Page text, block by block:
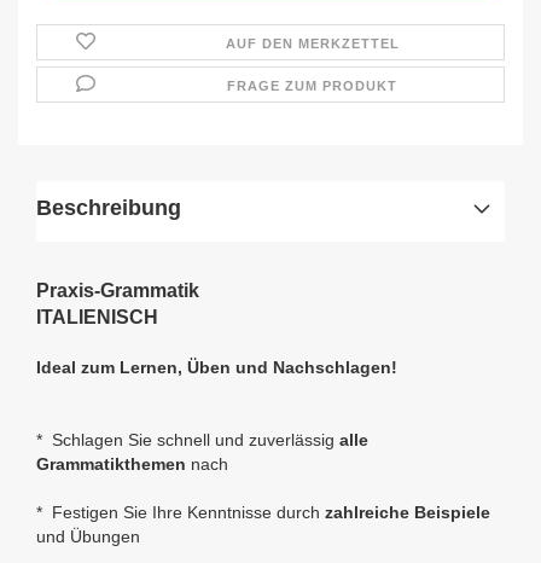
AUF DEN MERKZETTEL
FRAGE ZUM PRODUKT
Beschreibung
Praxis-Grammatik
ITALIENISCH
Ideal zum Lernen, Üben und Nachschlagen!
* Schlagen Sie schnell und zuverlässig alle
Grammatikthemen nach
* Festigen Sie Ihre Kenntnisse durch zahlreiche Beispiele
und Übungen